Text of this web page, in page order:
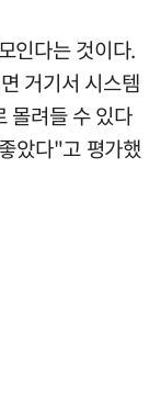
인다는 것이다.
거기서 시스템
몰려들 수 있다
았다"고 평가했